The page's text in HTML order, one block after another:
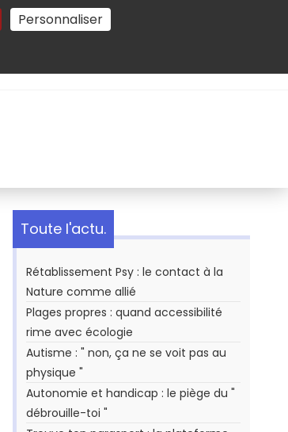
Personnaliser
cookies
Toute l'actu.
Rétablissement Psy : le contact à la
Nature comme allié
Plages propres : quand accessibilité
rime avec écologie
Autisme : " non, ça ne se voit pas au
physique "
Autonomie et handicap : le piège du "
débrouille-toi "